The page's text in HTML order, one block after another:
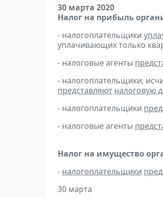
30 марта 2020
Налог на прибыль
- налогоплательщики
уплачивающих только
- налоговые агенты
- налогоплательщики,
представляют налоговую
- налогоплательщики
- налоговые агенты
Налог на имущество
- налогоплательщики
30 марта